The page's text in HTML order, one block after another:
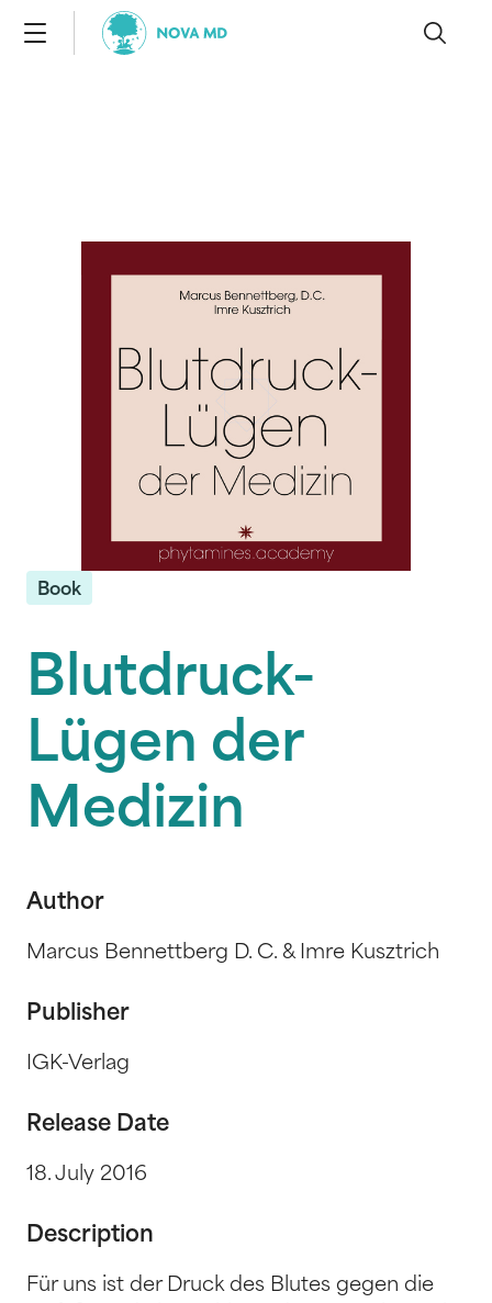
Book
Blutdruck-
Lügen der
Medizin
Author
Marcus Bennettberg D. C. & Imre Kusztrich
Publisher
IGK-Verlag
Release Date
18. July 2016
Description
Für uns ist der Druck des Blutes gegen die